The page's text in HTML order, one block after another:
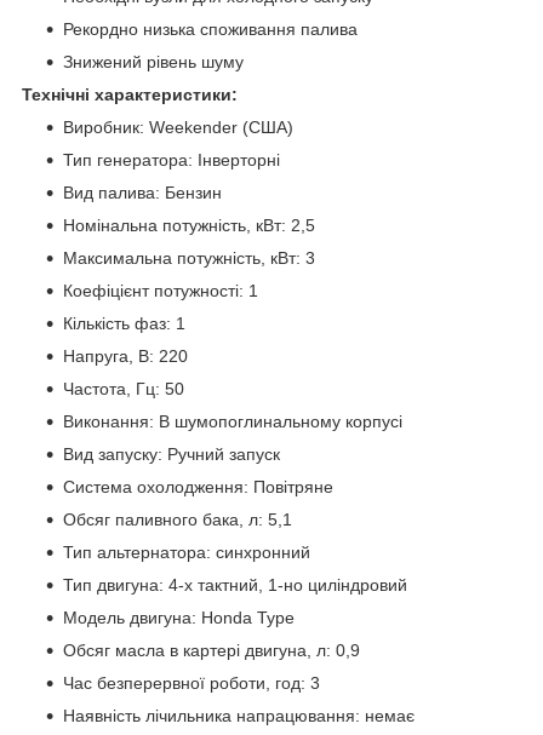
Рекордно низька споживання палива
Знижений рівень шуму
Технічні характеристики:
Виробник: Weekender (США)
Тип генератора: Інверторні
Вид палива: Бензин
Номінальна потужність, кВт: 2,5
Максимальна потужність, кВт: 3
Коефіцієнт потужності: 1
Кількість фаз: 1
Напруга, В: 220
Частота, Гц: 50
Виконання: В шумопоглинальному корпусі
Вид запуску: Ручний запуск
Система охолодження: Повітряне
Обсяг паливного бака, л: 5,1
Тип альтернатора: синхронний
Тип двигуна: 4-х тактний, 1-но циліндровий
Модель двигуна: Honda Type
Обсяг масла в картері двигуна, л: 0,9
Час безперервної роботи, год: 3
Наявність лічильника напрацювання: немає